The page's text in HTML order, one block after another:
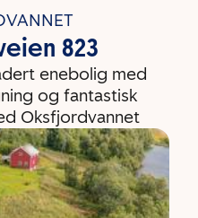
823
enebolig med
og fantastisk
Oksfjordvannet